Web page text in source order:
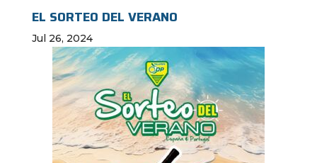
EL SORTEO DEL VERANO
Jul 26, 2024